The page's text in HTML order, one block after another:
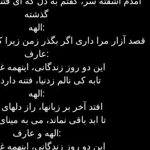
گذشته
الهه:
قصد آزار مرا داری اگر بگذر زمن
عارف:
این دو روز زندگانی، اینهمه
تابه کی نالم زدنیا، فتنه دارد
الهه:
افتد آخر بر زبانها، راز
تا ابد باقی نماند، می به
الهه و عارف:
این دو روز زندگانی، اینهمه